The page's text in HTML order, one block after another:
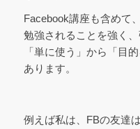
Facebook講座も含めて
勉強されることを強く
「単に使う」から「目
あります。
例えば私は、FBの友達